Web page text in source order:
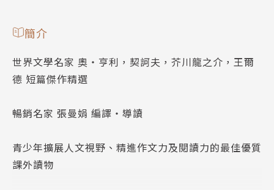
簡介
世界文學名家 奧‧亨利，契訶夫，芥川龍之介，王爾
德 短篇傑作精選
暢銷名家 張曼娟 編譯‧導讀
青少年擴展人文視野、精進作文力及閱讀力的最佳優質
課外讀物